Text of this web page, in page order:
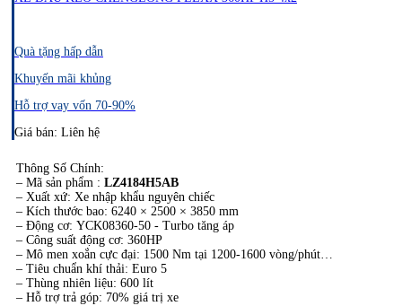
Quà tặng hấp dẫn
Khuyến mãi khủng
Hỗ trợ vay vốn 70-90%
Giá bán: Liên hệ
Thông Số Chính:​
– Mã sản phẩm : LZ4184H5AB
– Xuất xứ: Xe nhập khẩu nguyên chiếc
– Kích thước bao: 6240 × 2500 × 3850 mm
– Động cơ: YCK08360-50 - Turbo tăng áp
– Công suất động cơ: 360HP
– Mô men xoắn cực đại: 1500 Nm tại 1200-1600 vòng/phút
– Tiêu chuẩn khí thải: Euro 5
– Thùng nhiên liệu: 600 lít
– Hỗ trợ trả góp: 70% giá trị xe